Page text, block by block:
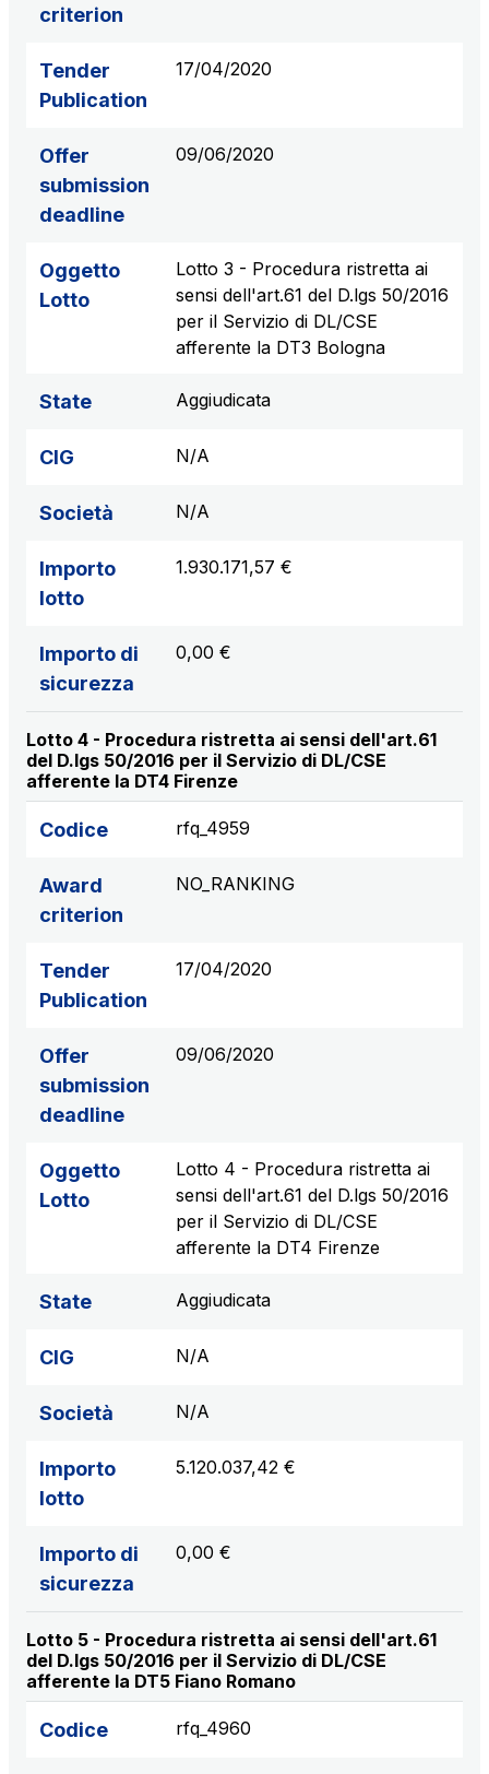
criterion
Tender
Publication
17/04/2020
Offer
submission
deadline
09/06/2020
Oggetto
Lotto
Lotto 3 - Procedura ristretta ai
sensi dell'art.61 del D.lgs 50/2016
per il Servizio di DL/CSE
afferente la DT3 Bologna
State Aggiudicata
CIG N/A
Società N/A
Importo
lotto
1.930.171,57 €
Importo di
sicurezza
0,00 €
Lotto 4 - Procedura ristretta ai sensi dell'art.61
del D.lgs 50/2016 per il Servizio di DL/CSE
afferente la DT4 Firenze
Codice rfq_4959
Award
criterion
NO_RANKING
Tender
Publication
17/04/2020
Offer
submission
deadline
09/06/2020
Oggetto
Lotto
Lotto 4 - Procedura ristretta ai
sensi dell'art.61 del D.lgs 50/2016
per il Servizio di DL/CSE
afferente la DT4 Firenze
State Aggiudicata
CIG N/A
Società N/A
Importo
lotto
5.120.037,42 €
Importo di
sicurezza
0,00 €
Lotto 5 - Procedura ristretta ai sensi dell'art.61
del D.lgs 50/2016 per il Servizio di DL/CSE
afferente la DT5 Fiano Romano
Codice rfq_4960